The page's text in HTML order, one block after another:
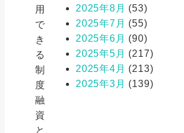
用
で
き
る
制
度
融
資
と、
2025年8月 (53)
2025年7月 (55)
2025年6月 (90)
2025年5月 (217)
2025年4月 (213)
2025年3月 (139)